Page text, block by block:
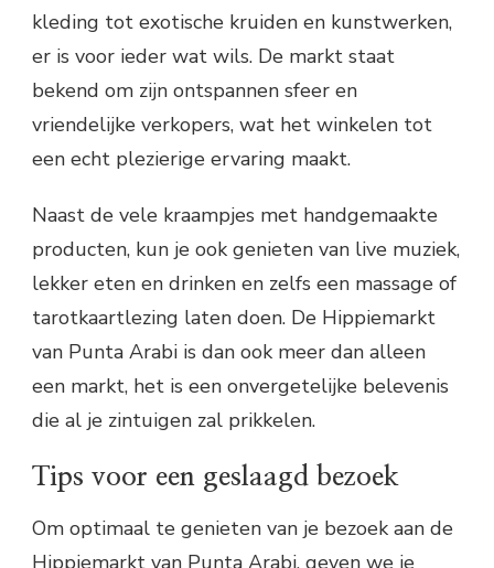
kleding tot exotische kruiden en kunstwerken,
er is voor ieder wat wils. De markt staat
bekend om zijn ontspannen sfeer en
vriendelijke verkopers, wat het winkelen tot
een echt plezierige ervaring maakt.
Naast de vele kraampjes met handgemaakte
producten, kun je ook genieten van live muziek,
lekker eten en drinken en zelfs een massage of
tarotkaartlezing laten doen. De Hippiemarkt
van Punta Arabi is dan ook meer dan alleen
een markt, het is een onvergetelijke belevenis
die al je zintuigen zal prikkelen.
Tips voor een geslaagd bezoek
Om optimaal te genieten van je bezoek aan de